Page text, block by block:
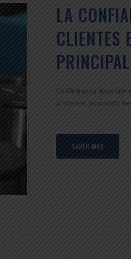
LA
CLIENTES
PRINCIPAL
En Metransa
procesos, buscando
SABER MÁS